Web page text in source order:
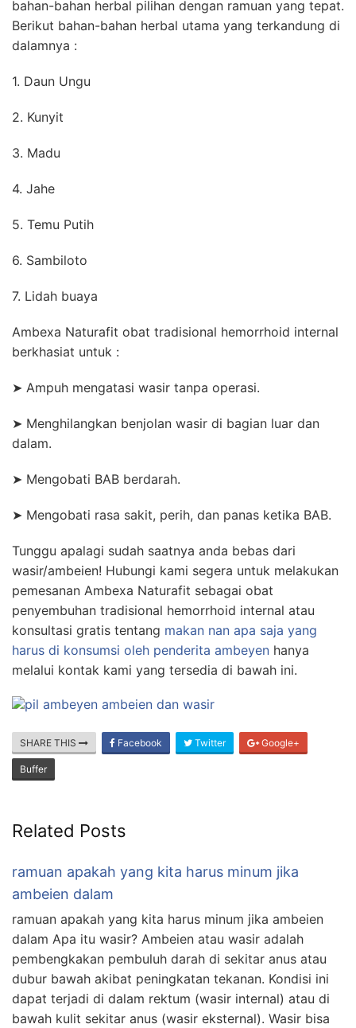
bahan-bahan herbal pilihan dengan ramuan yang tepat.
Berikut bahan-bahan herbal utama yang terkandung di
dalamnya :
1. Daun Ungu
2. Kunyit
3. Madu
4. Jahe
5. Temu Putih
6. Sambiloto
7. Lidah buaya
Ambexa Naturafit obat tradisional hemorrhoid internal
berkhasiat untuk :
➤ Ampuh mengatasi wasir tanpa operasi.
➤ Menghilangkan benjolan wasir di bagian luar dan
dalam.
➤ Mengobati BAB berdarah.
➤ Mengobati rasa sakit, perih, dan panas ketika BAB.
Tunggu apalagi sudah saatnya anda bebas dari
wasir/ambeien! Hubungi kami segera untuk melakukan
pemesanan Ambexa Naturafit sebagai obat
penyembuhan tradisional hemorrhoid internal atau
konsultasi gratis tentang makan nan apa saja yang
harus di konsumsi oleh penderita ambeyen hanya
melalui kontak kami yang tersedia di bawah ini.
SHARE THIS Facebook Twitter Google+
Buffer
Related Posts
ramuan apakah yang kita harus minum jika
ambeien dalam
ramuan apakah yang kita harus minum jika ambeien
dalam Apa itu wasir? Ambeien atau wasir adalah
pembengkakan pembuluh darah di sekitar anus atau
dubur bawah akibat peningkatan tekanan. Kondisi ini
dapat terjadi di dalam rektum (wasir internal) atau di
bawah kulit sekitar anus (wasir eksternal). Wasir bisa